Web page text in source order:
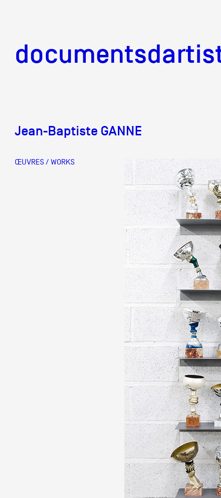
Documents
Mission
Équipe
Partenaires
Crédits
Documentation
Visites d'ateliers
Production vidéo
Formation
Jean-Baptiste GANNE
ŒUVRES / WORKS